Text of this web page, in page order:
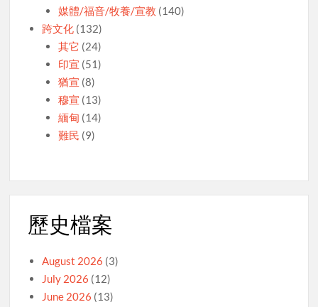
媒體/福音/牧養/宣教 (140)
跨文化 (132)
其它 (24)
印宣 (51)
猶宣 (8)
穆宣 (13)
緬甸 (14)
難民 (9)
歷史檔案
August 2026 (3)
July 2026 (12)
June 2026 (13)